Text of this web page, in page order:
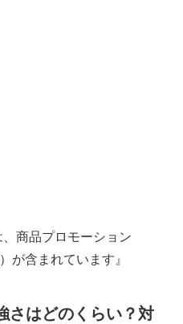
、商品プロモーション
が含まれています』
さはどのくらい？対